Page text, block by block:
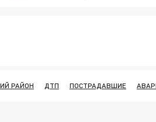
РАЙОН ДТП ПОСТРАДАВШИЕ